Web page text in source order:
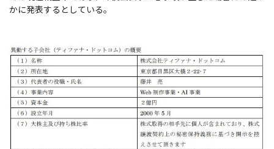
かに発表するとしている。